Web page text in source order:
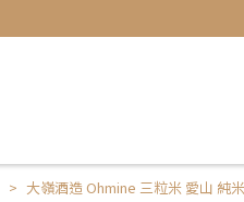
大嶺酒造 Ohmine 三粒米 愛山 純